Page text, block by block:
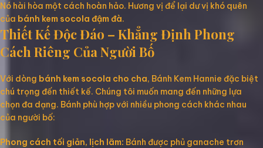
Nó hài hòa một cách hoàn hảo. Hương vị để lại dư vị khó quên
của bánh kem socola đậm đà.
Thiết Kế Độc Đáo – Khẳng Định Phong
Cách Riêng Của Người Bố
Với dòng bánh kem socola cho cha, Bánh Kem Hannie đặc biệt
chú trọng đến thiết kế. Chúng tôi muốn mang đến những lựa
chọn đa dạng. Bánh phù hợp với nhiều phong cách khác nhau
của người bố:
Phong cách tối giản, lịch lãm: Bánh được phủ ganache trơn